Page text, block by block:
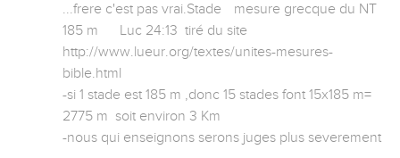
...frere c'est pas vrai.Stade 	mesure grecque du NT
185 m 	Luc 24:13  tiré du site
http://www.lueur.org/textes/unites-mesures-
bible.html
-si 1 stade est 185 m ,donc 15 stades font 15x185 m=
2775 m  soit environ 3 Km
-nous qui enseignons serons juges plus severement